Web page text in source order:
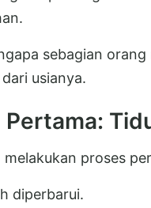
sebagian
usianya.
Pertama:
proses
diperbarui.